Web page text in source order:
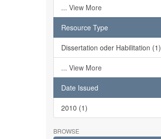
... View More
Resource Type
Dissertation oder Habilitation (1)
... View More
Date Issued
2010 (1)
BROWSE